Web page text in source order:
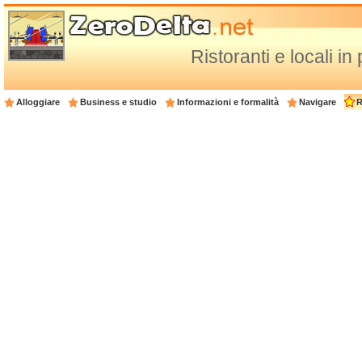
Ristoranti e locali in
Alloggiare Business e studio Informazioni e formalità Navigare